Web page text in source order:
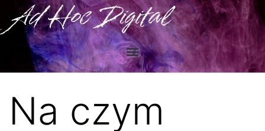
Ad Hoc Digital
Na czym